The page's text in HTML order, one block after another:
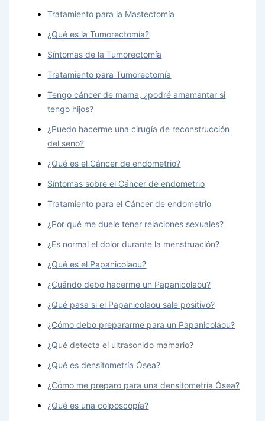
Tratamiento para la Mastectomía
¿Qué es la Tumorectomía?
Síntomas de la Tumorectomía
Tratamiento para Tumorectomía
Tengo cáncer de mama, ¿podré amamantar si
tengo hijos?
¿Puedo hacerme una cirugía de reconstrucción
del seno?
¿Qué es el Cáncer de endometrio?
Síntomas sobre el Cáncer de endometrio
Tratamiento para el Cáncer de endometrio
¿Por qué me duele tener relaciones sexuales?
¿Es normal el dolor durante la menstruación?
¿Qué es el Papanicolaou?
¿Cuándo debo hacerme un Papanicolaou?
¿Qué pasa si el Papanicolaou sale positivo?
¿Cómo debo prepararme para un Papanicolaou?
¿Qué detecta el ultrasonido mamario?
¿Qué es densitometría Ósea?
¿Cómo me preparo para una densitometría Ósea?
¿Qué es una colposcopía?